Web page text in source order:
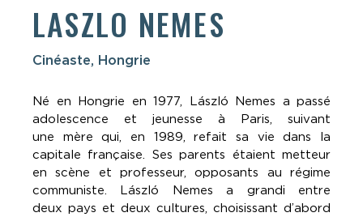
LASZLO NEMES
Cinéaste, Hongrie
Né en Hongrie en 1977, László Nemes a passé
adolescence et jeunesse à Paris, suivant
une mère qui, en 1989, refait sa vie dans la
capitale française. Ses parents étaient metteur
enscène et professeur, opposants au régime
communiste. László Nemes a grandi entre
deux pays et deux cultures, choisissant d’abord